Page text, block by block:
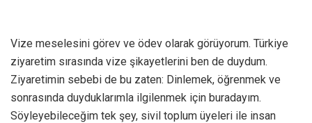
Vize meselesini görev ve ödev olarak görüyorum. Türkiye
ziyaretim sırasında vize şikayetlerini ben de duydum.
Ziyaretimin sebebi de bu zaten: Dinlemek, öğrenmek ve
sonrasında duyduklarımla ilgilenmek için buradayım.
Söyleyebileceğim tek şey, sivil toplum üyeleri ile insan